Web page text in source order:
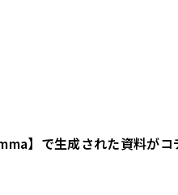
】で生成された資料がコ